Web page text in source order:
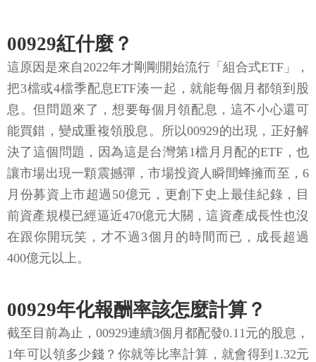
00929紅什麼？
這原因是來自2022年才剛剛開始流行「組合式ETF」，
把3檔或4檔季配息ETF湊一起，就能每個月都領到股
息。但問題來了，想要每個月領配息，這不小心還可
能買錯，變成重複領股息。所以00929的出現，正好解
決了這個問題，因為這是台灣第1檔月月配的ETF，也
讓市場出現一顆震撼彈，市場投資人瞬間蜂擁而至，6
月份募資上市超過50億元，更創下史上最佳紀錄，目
前資產規模已經逼近470億元大關，這資產成長性也沒
在跟你開玩笑，才不過3個月的時間而已，成長超過
400億元以上。
00929年化報酬率該怎麼計算？
截至目前為止，00929連續3個月都配發0.11元的股息，
1年可以領多少錢？你就等比率計算，就會得到1.32元